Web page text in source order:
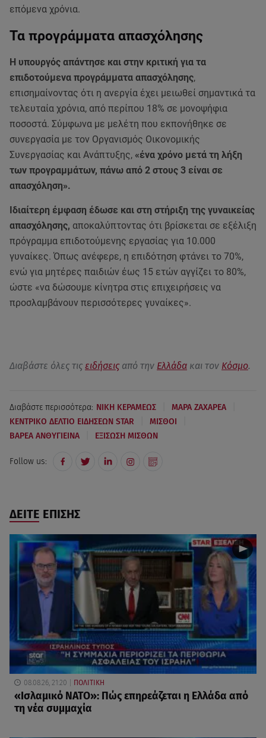
επόμενα χρόνια.
Τα προγράμματα απασχόλησης
Η υπουργός απάντησε και στην κριτική για τα
επιδοτούμενα προγράμματα απασχόλησης,
επισημαίνοντας ότι η ανεργία έχει μειωθεί σημαντικά τα
τελευταία χρόνια, από περίπου 18% σε μονοψήφια
ποσοστά. Σύμφωνα με μελέτη που εκπονήθηκε σε
συνεργασία με τον Οργανισμός Οικονομικής
Συνεργασίας και Ανάπτυξης, «ένα χρόνο μετά τη λήξη
των προγραμμάτων, πάνω από 2 στους 3 είναι σε
απασχόληση».
Ιδιαίτερη έμφαση έδωσε και στη στήριξη της γυναικείας
απασχόλησης, αποκαλύπτοντας ότι βρίσκεται σε εξέλιξη
πρόγραμμα επιδοτούμενης εργασίας για 10.000
γυναίκες. Όπως ανέφερε, η επιδότηση φτάνει το 70%,
ενώ για μητέρες παιδιών έως 15 ετών αγγίζει το 80%,
ώστε «να δώσουμε κίνητρα στις επιχειρήσεις να
προσλαμβάνουν περισσότερες γυναίκες».
Διαβάστε όλες τις ειδήσεις από την Ελλάδα και τον Κόσμο.
Διαβάστε περισσότερα: ΝΙΚΗ ΚΕΡΑΜΕΩΣ ΜΑΡΑ ΖΑΧΑΡΕΑ
ΚΕΝΤΡΙΚΟ ΔΕΛΤΙΟ ΕΙΔΗΣΕΩΝ STAR ΜΙΣΘΟΙ
ΒΑΡΕΑ ΑΝΘΥΓΙΕΙΝΑ ΕΞΙΣΩΣΗ ΜΙΣΘΩΝ
Follow us:
ΔΕΙΤΕ ΕΠΙΣΗΣ
08.08.26, 21:20 ΠΟΛΙΤΙΚΗ
«Ισλαμικό ΝΑΤΟ»: Πώς επηρεάζεται η Ελλάδα από
τη νέα συμμαχία